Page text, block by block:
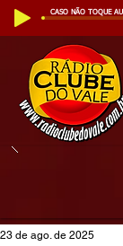
CASO NÃO TOQUE
23 de ago. de 2025